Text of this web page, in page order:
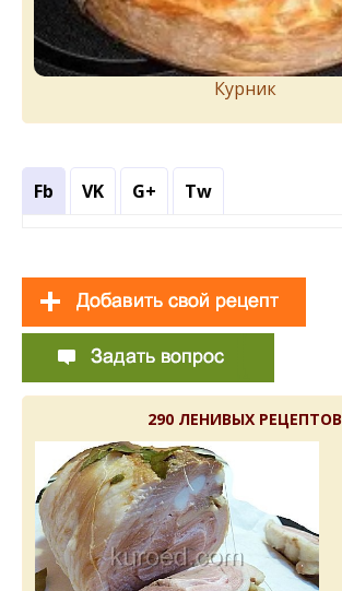
Курник
Fb VK G+ Tw
290 ЛЕНИВЫХ РЕЦЕПТОВ